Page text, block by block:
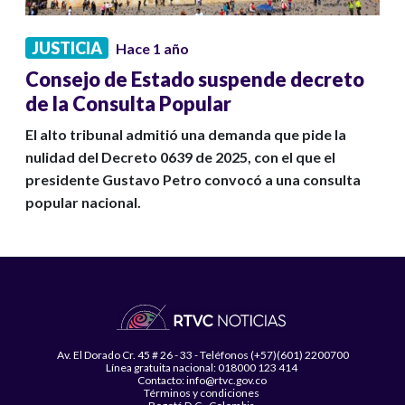
JUSTICIA Hace 1 año
Consejo de Estado suspende decreto
de la Consulta Popular
El alto tribunal admitió una demanda que pide la
nulidad del Decreto 0639 de 2025, con el que el
presidente Gustavo Petro convocó a una consulta
popular nacional.
Av. El Dorado Cr. 45 # 26 - 33 - Teléfonos (+57)(601) 2200700
Línea gratuita nacional: 018000 123 414
Contacto: info@rtvc.gov.co
Términos y condiciones